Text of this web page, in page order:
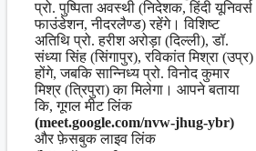
प्रो. पुष्पिता अवस्थी (निदेशक, हिंदी यूनिवर्स
फाउंडेशन, नीदरलैण्ड) रहेंगे। विशिष्ट
अतिथि प्रो. हरीश अरोड़ा (दिल्ली), डॉ.
संध्या सिंह (सिंगापुर), रविकांत मिश्रा (उप्र)
होंगे, जबकि सान्निध्य प्रो. विनोद कुमार
मिश्र (त्रिपुरा) का मिलेगा। आपने बताया
कि, गूगल मीट लिंक
(meet.google.com/nvw-jhug-ybr)
और फ़ेसबुक लाइव लिंक